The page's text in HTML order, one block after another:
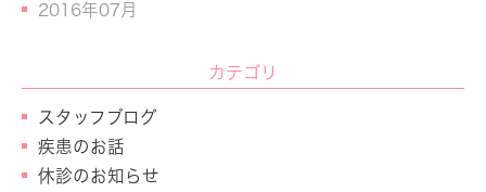
2016年07月
カテゴリ
スタッフブログ
疾患のお話
休診のお知らせ